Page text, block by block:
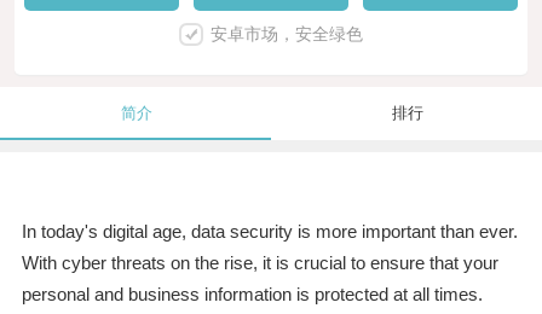
安卓市场，安全绿色
简介 排行
In today's digital age, data security is more important than ever.
With cyber threats on the rise, it is crucial to ensure that your
personal and business information is protected at all times.